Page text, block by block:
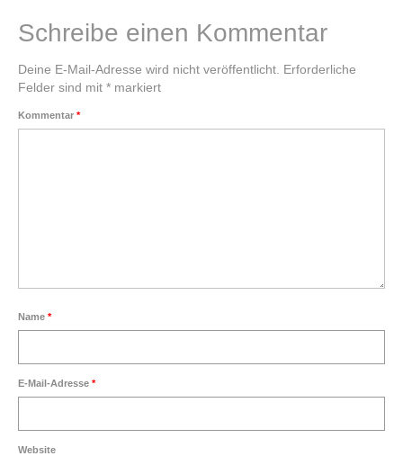
Handwerkswoche Gutenstein
Auftragsarbeiten
Lichtobjekte
Schreibe einen Kommentar
Deine E-Mail-Adresse wird nicht veröffentlicht. Erforderliche
Felder sind mit * markiert
Kommentar *
Name *
E-Mail-Adresse *
Website